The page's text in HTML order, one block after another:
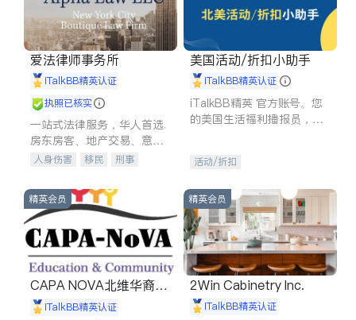
爱法律师事务所
iTalkBB精英认证
执照已核实
一站式法律服务，华人首选.
房东房客、地产交易、意外
伤害、车祸重伤、商业诉
建筑合同、刑事案件全包办
人身伤害 移民
刑事
信托/遗嘱
商业
索赔
律师-其它 保释
美国活动/折扣小助手
iTalkBB精英认证
iTalkBB精英 官方账号。您
的美国生活福利播报员，精
专属福利。
活动/折扣
精英会员
CAPA NOVA北维华裔家
长会iTalkBB精英认证
精英会员
2Win Cabinetry Inc.
iTalkBB精英认证